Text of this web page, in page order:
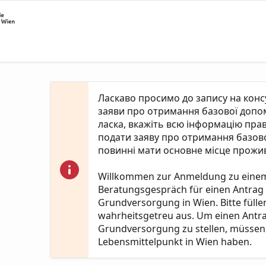
Ласкаво просимо до запису на
заяви про отримання базової
ласка, вкажіть всю інформацію
подати заяву про отримання
повинні мати основне місце
Willkommen zur Anmeldung zu
Beratungsgespräch für einen
Grundversorgung in Wien. Bitte
wahrheitsgetreu aus. Um einen
Grundversorgung zu stellen,
Lebensmittelpunkt in Wien haben.